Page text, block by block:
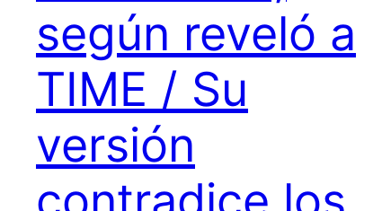
según reveló a
TIME / Su
versión